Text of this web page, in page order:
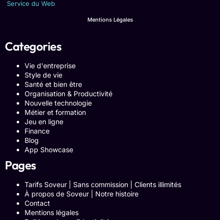
Service du Web
Mentions Légales
Categories
Vie d'entreprise
Style de vie
Santé et bien être
Organisation & Productivité
Nouvelle technologie
Métier et formation
Jeu en ligne
Finance
Blog
App Showcase
Pages
Tarifs Soveur | Sans commission | Clients illimités
À propos de Soveur | Notre histoire
Contact
Mentions légales